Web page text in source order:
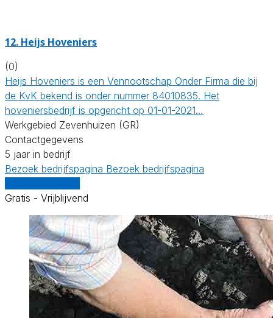
12. Heijs Hoveniers
(0)
Heijs Hoveniers is een Vennootschap Onder Firma die bij
de KvK bekend is onder nummer 84010835. Het
hoveniersbedrijf is opgericht op 01-01-2021…
Werkgebied Zevenhuizen (GR)
Contactgegevens
5 jaar in bedrijf
Bezoek bedrijfspagina Bezoek bedrijfspagina
Gratis - Vrijblijvend